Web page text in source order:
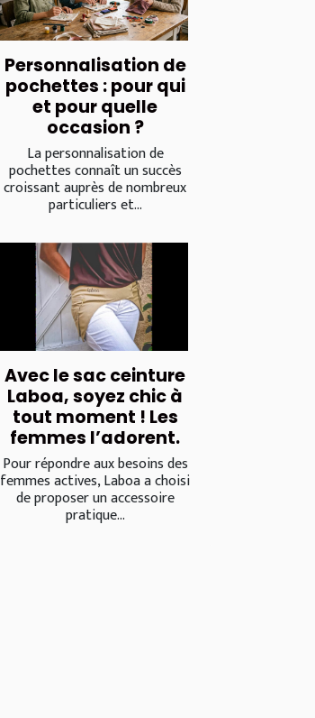
Personnalisation de
pochettes : pour qui
et pour quelle
occasion ?
La personnalisation de
pochettes connaît un succès
croissant auprès de nombreux
particuliers et...
Avec le sac ceinture
Laboa, soyez chic à
tout moment ! Les
femmes l’adorent.
Pour répondre aux besoins des
femmes actives, Laboa a choisi
de proposer un accessoire
pratique...